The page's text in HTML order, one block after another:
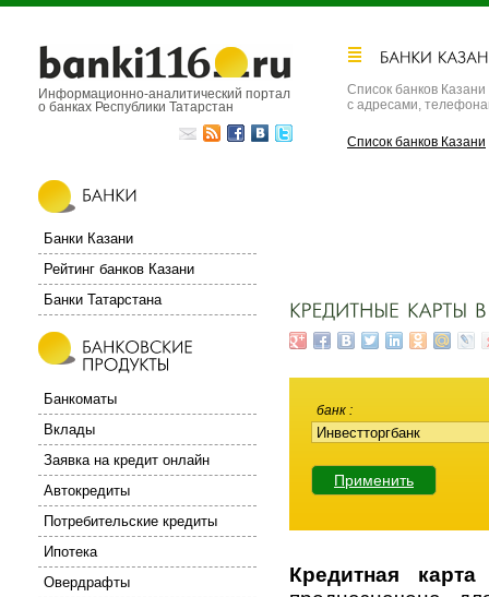
банк
Кредитная
Информационно-аналитический портал
о банках Республики Татарстан
Список банков Казани
с адресами,
Список банков Казани
Банки Казани
Рейтинг банков Казани
Банки Татарстана
Банкоматы
Вклады
Заявка на кредит онлайн
Автокредиты
Потребительские кредиты
Ипотека
Овердрафты